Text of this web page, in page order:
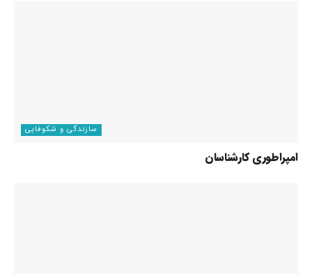
سازندگی و شکوفایی
امپراطوری کارشناسان